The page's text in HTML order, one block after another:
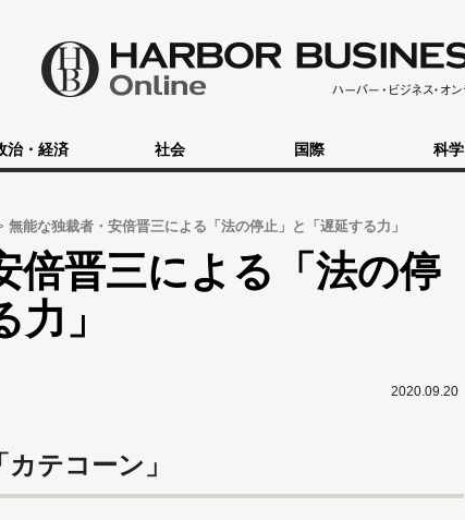
治・経済 社会 国際 科学
無能な独裁者・安倍晋三による「法の停止」と「遅延する力」
倍晋三による「法の停
」
2020.09.20
テコーン」